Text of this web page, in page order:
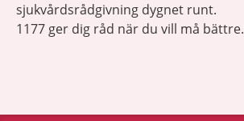
sjukvårdsrådgivning dygnet runt.
1177 ger dig råd när du vill må bättre.